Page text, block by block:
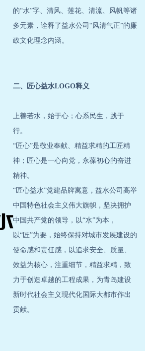
的“水”字、清风、莲花、清流、风帆等诸
多元素，诠释了益水公司“风清气正”的廉
政文化理念内涵。
二、匠心益水LOGO释义
上善若水，始于心；心系民生，践于
行。
“匠心”是敬业奉献、精益求精的工匠精
神；匠心是一心向党，永葆初心的奋进
精神。
“匠心益水”党建品牌寓意，益水公司高举
中国特色社会主义伟大旗帜，坚决拥护
中国共产党的领导，以“水”为本，
以“匠”为要，始终保持对城市发展建设的
使命感和责任感，以追求安全、质量、
效益为核心，注重细节，精益求精，致
力于创造卓越的工程成果，为青岛建设
新时代社会主义现代化国际大都市作出
贡献。